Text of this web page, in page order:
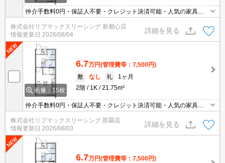
仲介手数料0円・保証人不要・クレジット決済可能・人気の家具家
電付き物件です(^^)/
株式会社リブマックスリーシング 新都心店
情報更新日 2026/08/04
詳細を見る
画像：15枚
6.7万円(管理費等：7,500円)
敷
なし 礼
1ヶ月
2階
1K 21.75m²
仲介手数料0円・保証人不要・クレジット決済可能・人気の家具家
電付き物件です(^^)/
株式会社リブマックスリーシング 那覇店
情報更新日 2026/08/03
詳細を見る
6.7万円(管理費等：7,500円)